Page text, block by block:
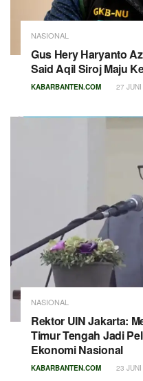
NASIONAL
Gus Hery Haryanto
Said Aqil Siroj Maju
KABARBANTEN.COM 27
NASIONAL
Rektor UIN Jakarta:
Timur Tengah Jadi
Ekonomi Nasional
KABARBANTEN.COM 23